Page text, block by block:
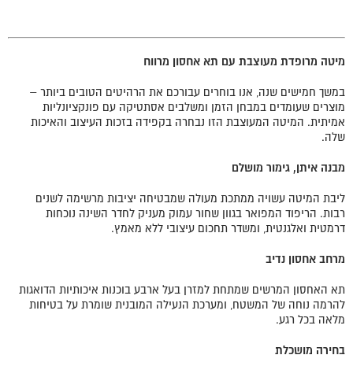
מיטה מרופדת מעוצבת עם תא אחסון מרווח
במשך חמישים שנה, אנו בוחרים עבורכם את הרהיטים הטובים ביותר –
מוצרים שעומדים במבחן הזמן ומשלבים אסתטיקה עם פונקציונליות
אמיתית. המיטה המעוצבת הזו נבחרה בקפידה בזכות העיצוב והאיכות
שלה.
מבנה איתן, גימור מושלם
ליבת המיטה עשויה ממתכת מעולה שמבטיחה יציבות מרשימה לשנים
רבות. הריפוד המפואר בגוון שחור עמוק מעניק לחדר השינה נוכחות
דרמטית ואלגנטית, ומשדר תחכום עיצובי ללא מאמץ.
מרחב אחסון נדיב
תא האחסון המרשים שמתחת למזרן בעל ארבע בוכנות איכותיות הדואגות
להרמה נוחה של המשטח, ומערכת הנעילה המובנית שומרת על בטיחות
מלאה בכל רגע.
בחירה מושכלת